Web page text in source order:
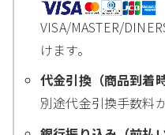
VISA/MASTER/
けます。
代金引換（商品到着
別途代金引換手数料